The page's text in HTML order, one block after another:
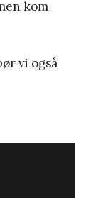
kom
vi også